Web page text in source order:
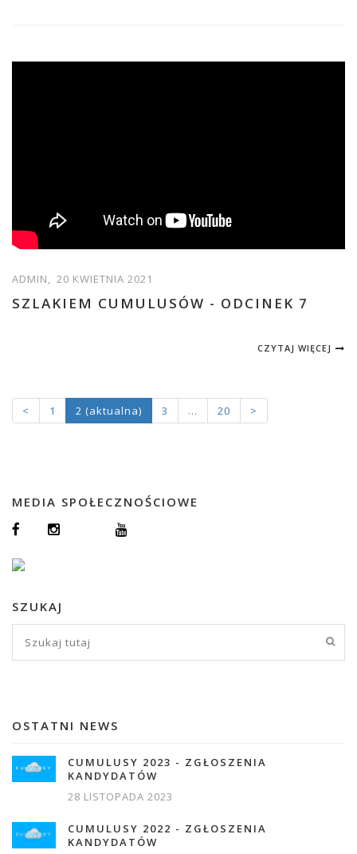
ADMIN, 20 KWIETNIA 2021
SZLAKIEM CUMULUSÓW - ODCINEK 7
CZYTAJ WIĘCEJ
< 1 2 (aktualna) 3 … 20 >
MEDIA SPOŁECZNOŚCIOWE
SZUKAJ
OSTATNI NEWS
CUMULUSY 2023 - ZGŁOSZENIA
KANDYDATÓW
28 LISTOPADA 2023
CUMULUSY 2022 - ZGŁOSZENIA
KANDYDATÓW